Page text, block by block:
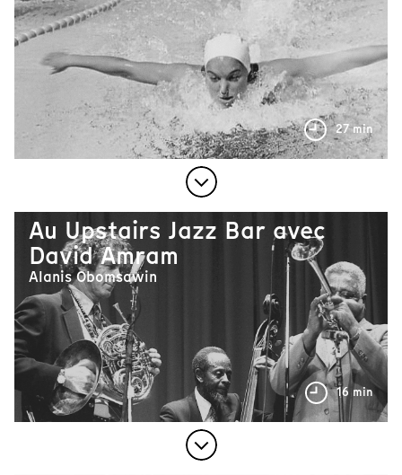
27 min
Au Upstairs Jazz Bar avec
David Amram
Alanis Obomsawin
16 min